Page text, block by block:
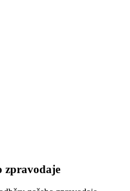
zpravodaje